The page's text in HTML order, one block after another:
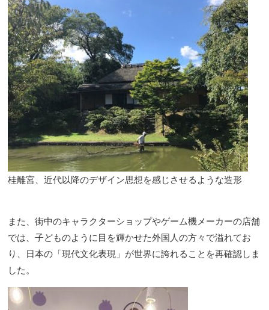
桂離宮、近代以降のデザイン思想を感じさせるような造形
また、街中のキャラクターショップやゲーム機メーカーの店舗
では、子どものように目を輝かせた外国人の方々で溢れてお
り、日本の「現代文化表現」が世界に誇れることを再確認しま
した。